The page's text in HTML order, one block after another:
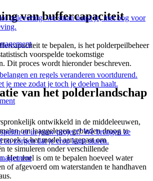
oplevering: we staan naast je, met oog voor
en regels veranderen voortdurend.
je mee zodat je toch je doelen haalt.
er in jouw project? We brengen ze
en zorgen dat je erop kunt sturen.
van buffercapaciteit
te bepalen, is het polderpeilbeheer
voorspelde toekomstige
Dit proces wordt hieronder beschreven.
van het polderlandschap
ontwikkeld in de middeleeuwen,
om laaggelegen gebieden droog te
is het model aangepast om
te simuleren onder verschillende
Het doel is om te bepalen hoeveel water
of afgevoerd om waterstanden te handhaven